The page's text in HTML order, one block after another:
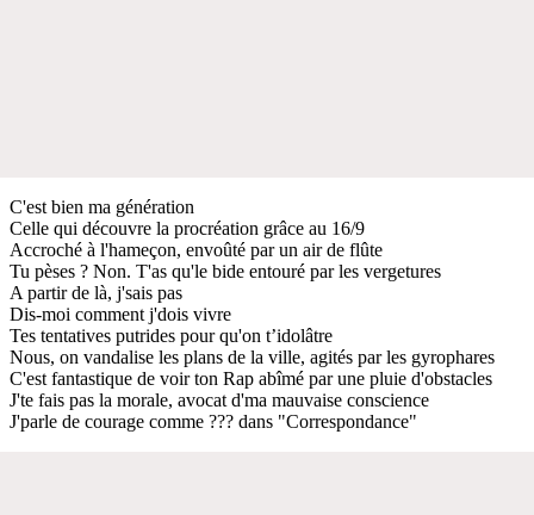
C'est bien ma génération
Celle qui découvre la procréation grâce au 16/9
Accroché à l'hameçon, envoûté par un air de flûte
Tu pèses ? Non. T'as qu'le bide entouré par les vergetures
A partir de là, j'sais pas
Dis-moi comment j'dois vivre
Tes tentatives putrides pour qu'on t’idolâtre
Nous, on vandalise les plans de la ville, agités par les gyrophares
C'est fantastique de voir ton Rap abîmé par une pluie d'obstacles
J'te fais pas la morale, avocat d'ma mauvaise conscience
J'parle de courage comme ??? dans "Correspondance"